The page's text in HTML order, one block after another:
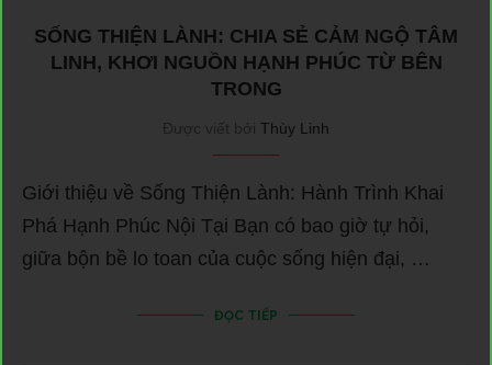
SỐNG THIỆN LÀNH: CHIA SẺ CẢM NGỘ TÂM
LINH, KHƠI NGUỒN HẠNH PHÚC TỪ BÊN
TRONG
Được viết bởi Thùy Linh
Giới thiệu về Sống Thiện Lành: Hành Trình Khai
Phá Hạnh Phúc Nội Tại Bạn có bao giờ tự hỏi,
giữa bộn bề lo toan của cuộc sống hiện đại, …
ĐỌC TIẾP